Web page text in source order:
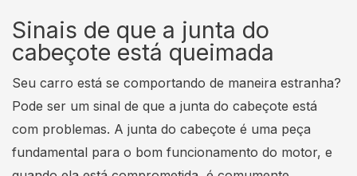
Sinais de que a junta do
cabeçote está queimada
Seu carro está se comportando de maneira estranha?
Pode ser um sinal de que a junta do cabeçote está
com problemas. A junta do cabeçote é uma peça
fundamental para o bom funcionamento do motor, e